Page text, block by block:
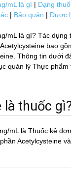
mL là gì | Dạng
| Bảo quản | Dược
mL là gì? Tác
bao
Thông tin dưới
quản lý Thực
là thuốc
mL là Thuốc kê
Acetylcysteine